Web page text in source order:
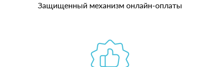
Защищенный механизм онлайн-оплаты